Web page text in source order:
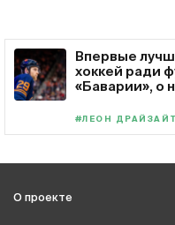
Впервые
хоккей ради
«Баварии», о
#ЛЕОН
О проекте